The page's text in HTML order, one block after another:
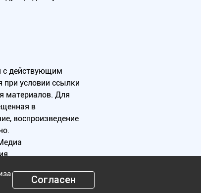
с действующим
условии ссылки
материалов. Для
в
воспроизведение
Согласен